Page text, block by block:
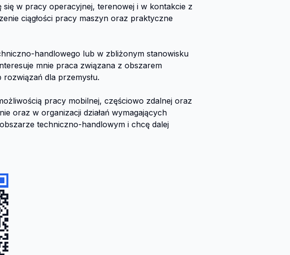
w pracy operacyjnej, terenowej i w kontakcie z
ciągłości pracy maszyn oraz praktyczne
handlowego lub w zbliżonym stanowisku
mnie praca związana z obszarem
dla przemysłu.
pracy mobilnej, częściowo zdalnej oraz
oraz w organizacji działań wymagających
techniczno-handlowym i chcę dalej